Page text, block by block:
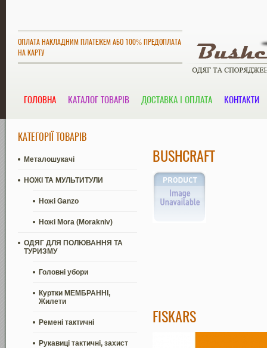
ОПЛАТА НАКЛАДНИМ ПЛАТЕЖЕМ АБО 100% ПРЕДОПЛАТА
НА КАРТУ
ГОЛОВНА КАТАЛОГ ТОВАРІВ ДОСТАВКА І ОПЛАТА КОНТАКТИ
КАТЕГОРІЇ ТОВАРІВ
Металошукачі
НОЖІ ТА МУЛЬТИТУЛИ
Ножі Ganzo
Ножі Mora (Morakniv)
ОДЯГ ДЛЯ ПОЛЮВАННЯ ТА
ТУРИЗМУ
Головні убори
Куртки МЕМБРАННІ,
Жилети
Ремені тактичні
Рукавиці тактичні, захист
BUSHCRAFT
FISKARS